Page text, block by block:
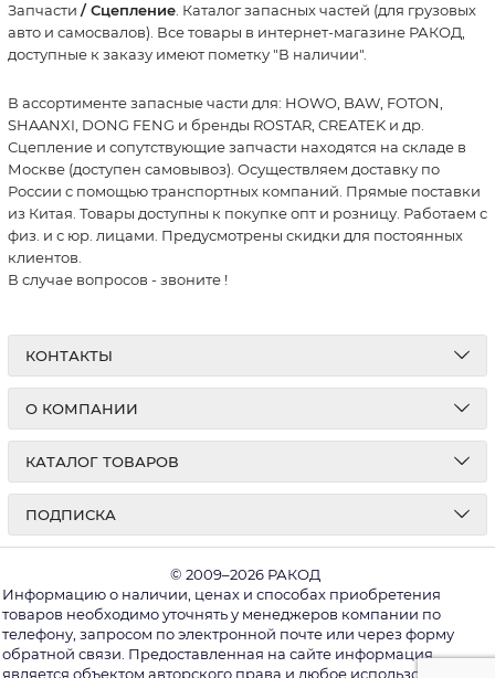
Запчасти / Сцепление . Каталог запасных частей (для грузовых
авто и самосвалов). Все товары в интернет-магазине РАКОД,
доступные к заказу имеют пометку "В наличии".
В ассортименте запасные части для: HOWO, BAW, FOTON,
SHAANXI, DONG FENG и бренды ROSTAR, CREATEK и др.
Сцепление и сопутствующие запчасти находятся на складе в
Москве (доступен самовывоз). Осуществляем доставку по
России с помощью транспортных компаний. Прямые поставки
из Китая. Товары доступны к покупке опт и розницу. Работаем с
физ. и с юр. лицами. Предусмотрены скидки для постоянных
клиентов.
В случае вопросов - звоните !
КОНТАКТЫ
О КОМПАНИИ
КАТАЛОГ ТОВАРОВ
ПОДПИСКА
© 2009–2026 РАКОД
Информацию о наличии, ценах и способах приобретения
товаров необходимо уточнять у менеджеров компании по
телефону, запросом по электронной почте или через форму
обратной связи. Предоставленная на сайте информация
является объектом авторского права и любое использование